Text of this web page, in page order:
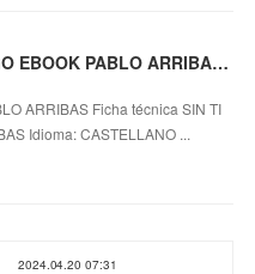
Descargar SIN TI PERO CONMIGO EBOOK PABLO ARRIBAS Gratis - EPUB, PDF y MOBI
ARRIBAS Ficha técnica SIN TI
Idioma: CASTELLANO ...
2024.04.20 07:31